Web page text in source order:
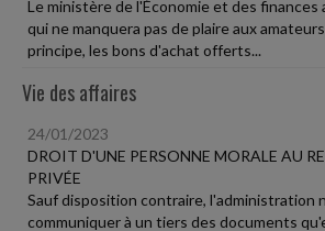
Le ministère de l'Économie et des finances
qui ne manquera pas de plaire aux
principe, les bons d'achat offerts...
Vie des affaires
24/01/2023
DROIT D'UNE PERSONNE MORALE AU
PRIVÉE
Sauf disposition contraire, l'administration
communiquer à un tiers des documents